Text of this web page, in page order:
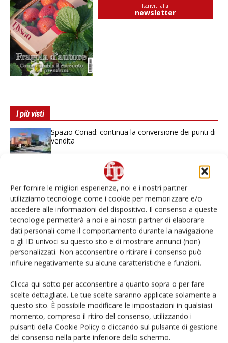
Per fornire le migliori esperienze, noi e i nostri partner
utilizziamo tecnologie come i cookie per memorizzare e/o
accedere alle informazioni del dispositivo. Il consenso a queste
tecnologie permetterà a noi e ai nostri partner di elaborare
dati personali come il comportamento durante la navigazione
o gli ID univoci su questo sito e di mostrare annunci (non)
personalizzati. Non acconsentire o ritirare il consenso può
influire negativamente su alcune caratteristiche e funzioni.
Clicca qui sotto per acconsentire a quanto sopra o per fare
scelte dettagliate. Le tue scelte saranno applicate solamente a
questo sito. È possibile modificare le impostazioni in qualsiasi
momento, compreso il ritiro del consenso, utilizzando i
pulsanti della Cookie Policy o cliccando sul pulsante di gestione
del consenso nella parte inferiore dello schermo.
Iscriviti alla
newsletter
I più visti
Spazio Conad: continua la conversione dei punti di
vendita
L’ortofrutta di Extra Supermercati tra localismo e
Ai #Repartofresh
Non è una susina: è Metis… e può rivoluzionare la
categoria
Andamento prezzi ortofrutta in Italia al 27 luglio
2026
Apofruit, estate da record per il bio: Canova e
ViviToscano crescono a doppia cifra